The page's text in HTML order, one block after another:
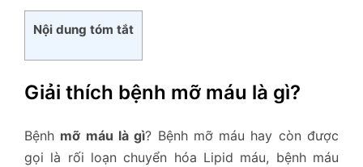
Nội dung tóm tắt
Giải thích bệnh mỡ máu là gì?
Bệnh mỡ máu là gì? Bệnh mỡ máu hay còn được
gọi là rối loạn chuyển hóa Lipid máu, bệnh máu